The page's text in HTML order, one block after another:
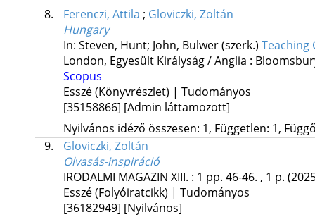
8.
Ferenczi, Attila ; Gloviczki, Zoltán
Hungary
In: Steven, Hunt; John, Bulwer (szerk.) Teaching
London, Egyesült Királyság / Anglia :
Scopus
Esszé (Könyvrészlet) | Tudományos
[35158866] [Admin láttamozott]
Nyilvános idéző összesen: 1, Független: 1,
9.
Gloviczki, Zoltán
Olvasás-inspiráció
IRODALMI MAGAZIN XIII. : 1 pp. 46-46. , 1 p.
Esszé (Folyóiratcikk) | Tudományos
[36182949] [Nyilvános]